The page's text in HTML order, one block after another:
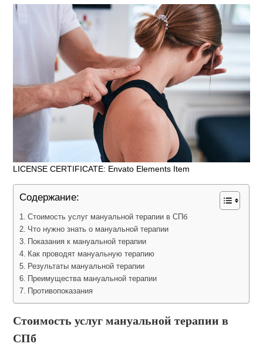
LICENSE CERTIFICATE: Envato Elements Item
Содержание:
Стоимость услуг мануальной терапии в СПб
Что нужно знать о мануальной терапии
Показания к мануальной терапии
Как проводят мануальную терапию
Результаты мануальной терапии
Преимущества мануальной терапии
Противопоказания
Стоимость услуг мануальной терапии в
СПб